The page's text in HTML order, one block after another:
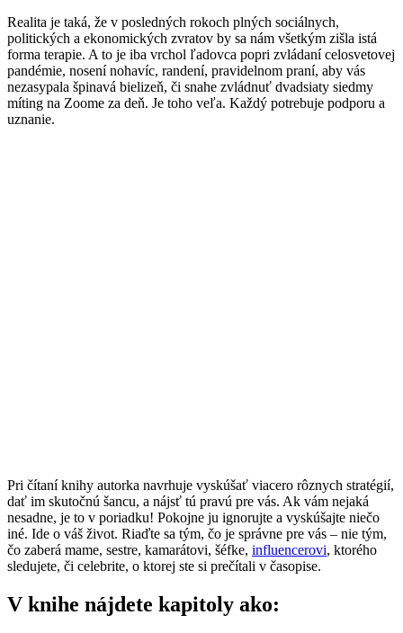
Realita je taká, že v posledných rokoch plných sociálnych,
politických a ekonomických zvratov by sa nám všetkým zišla istá
forma terapie. A to je iba vrchol ľadovca popri zvládaní celosvetovej
pandémie, nosení nohavíc, randení, pravidelnom praní, aby vás
nezasypala špinavá bielizeň, či snahe zvládnuť dvadsiaty siedmy
míting na Zoome za deň. Je toho veľa. Každý potrebuje podporu a
uznanie.
Pri čítaní knihy autorka navrhuje vyskúšať viacero rôznych stratégií,
dať im skutočnú šancu, a nájsť tú pravú pre vás. Ak vám nejaká
nesadne, je to v poriadku! Pokojne ju ignorujte a vyskúšajte niečo
iné. Ide o váš život. Riaďte sa tým, čo je správne pre vás – nie tým,
čo zaberá mame, sestre, kamarátovi, šéfke, influencerovi, ktorého
sledujete, či celebrite, o ktorej ste si prečítali v časopise.
V knihe nájdete kapitoly ako: